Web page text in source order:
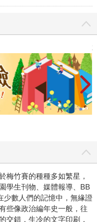
梅竹賽的種種多如繁星，
學生刊物、媒體報導、BB
數人們的記憶中，無緣證
些像政治編年史一般，往
交錯，生冷的文字印刷，